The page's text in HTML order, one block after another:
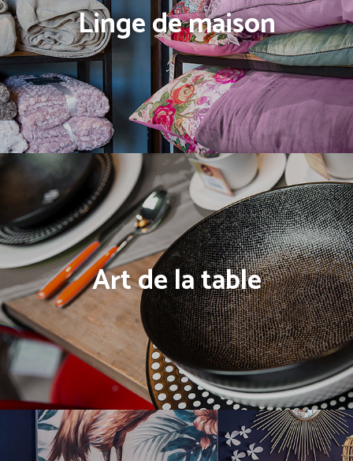
Linge de maison
Art de la table